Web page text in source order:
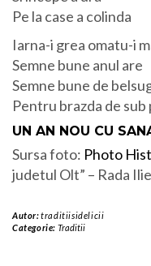
Pe la case a colinda
Iarna-i grea omatu-i
Semne bune anul are
Semne bune de
Pentru brazda de sub
UN AN NOU CU
Sursa foto: Photo
judetul Olt” – Rada
Autor:traditiisidelicii
Categorie: Traditii